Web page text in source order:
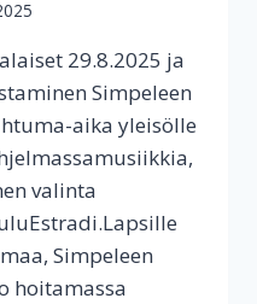
29.8.2025 ja
Simpeleen
aika yleisölle
valinta
Simpeleen
hoitamassa